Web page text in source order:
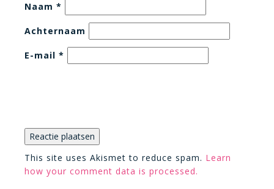
Naam *
Achternaam
E-mail *
This site uses Akismet to reduce spam. Learn
how your comment data is processed.